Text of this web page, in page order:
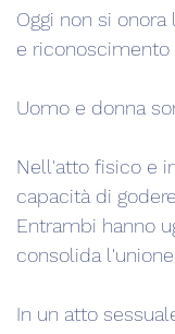
Oggi non si
e riconoscimento
Uomo e donna
Nell'atto fisico e
capacità di
Entrambi hanno
consolida
In un atto